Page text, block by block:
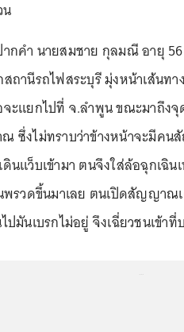
กคำ นายสมชาย กุลมณี อายุ
ถานีรถไฟสระบุรี มุ่งหน้าเส้นท
ะแยกไปที่ จ.ลำพูน ขณะมาถึง
ซึ่งไม่ทราบว่าข้างหน้าจะมีคน
นแว็บเข้ามา ตนจึงใส่ล้อฉุกเฉิน
พรวดขึ้นมาเลย ตนเปิดสัญญา
ปมันเบรกไม่อยู่ จึงเฉี่ยวชนเข้า